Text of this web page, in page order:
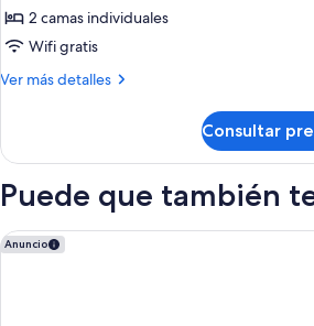
2 camas individuales
Wifi gratis
Ver más detalles
Más
doble
de
individual,
terraza
Consultar
Puede que también
Anuncio
Melia Alicante